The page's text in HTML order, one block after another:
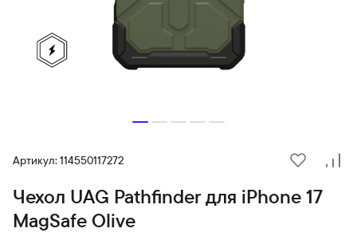
Артикул: 114550117272
В
Чехол UAG Pathfinder для iPhone 17
MagSafe Olive